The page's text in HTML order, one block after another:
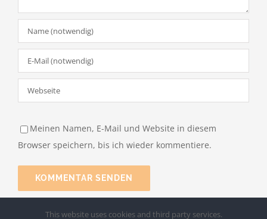
Meinen Namen, E-Mail und Website in diesem
Browser speichern, bis ich wieder kommentiere.
This website uses cookies and third party services.